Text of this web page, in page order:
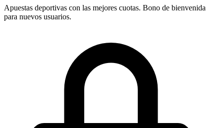
Apuestas deportivas con las mejores cuotas. Bono de bienvenida
para nuevos usuarios.